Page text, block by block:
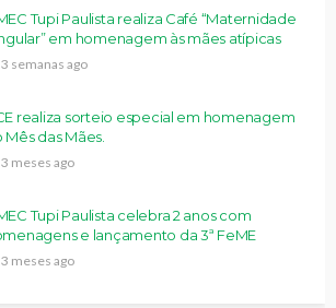
Tupi Paulista realiza Café “Maternidade
em homenagem às mães atípicas
3 semanas ago
realiza sorteio especial em homenagem
Mês das Mães.
3 meses ago
Tupi Paulista celebra 2 anos com
e lançamento da 3ª FeME
3 meses ago